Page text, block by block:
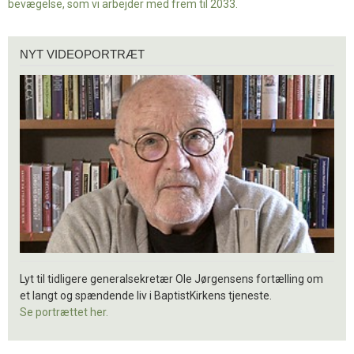
bevægelse, som vi arbejder med frem til 2033.
videoportræt
NYT VIDEOPORTRÆT
Lyt til tidligere generalsekretær Ole Jørgensens fortælling om
et langt og spændende liv i BaptistKirkens tjeneste.
Se portrættet her.